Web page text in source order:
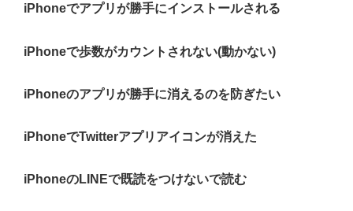
iPhoneでアプリが勝手にインストールされる
iPhoneで歩数がカウントされない(動かない)
iPhoneのアプリが勝手に消えるのを防ぎたい
iPhoneでTwitterアプリアイコンが消えた
iPhoneのLINEで既読をつけないで読む